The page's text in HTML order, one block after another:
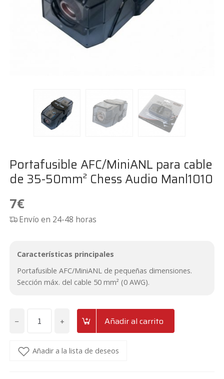
Portafusible AFC/MiniANL para cable
de 35-50mm² Chess Audio Manl1010
7€
Envío en 24-48 horas
Características principales
Portafusible AFC/MiniANL de pequeñas dimensiones.
Sección máx. del cable 50 mm² (0 AWG).
−
Portafusible
para
+ Añadir al carrito
Añadir a la lista de deseos